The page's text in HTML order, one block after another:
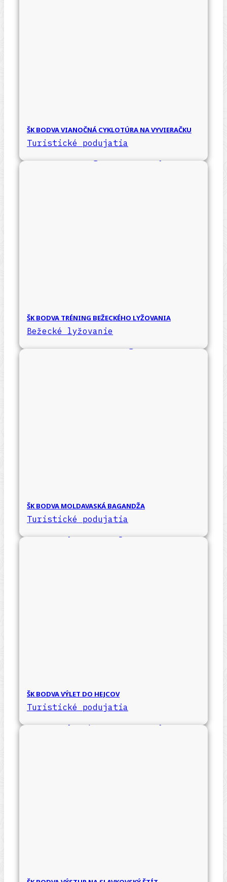
ŠK BODVA VIANOČNÁ CYKLOTÚRA NA VYVIERAČKU
Turistické podujatia
ŠK BODVA TRÉNING BEŽECKÉHO LYŽOVANIA
Bežecké lyžovanie
ŠK BODVA MOLDAVASKÁ BAGANDŽA
Turistické podujatia
ŠK BODVA VÝLET DO HEJCOV
Turistické podujatia